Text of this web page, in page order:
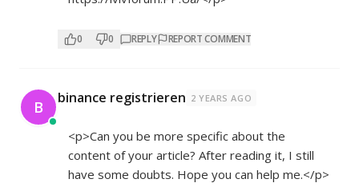
0 0 REPLY REPORT COMMENT
B binance registrieren 2 YEARS AGO
<p>Can you be more specific about the
content of your article? After reading it, I still
have some doubts. Hope you can help me.</p>